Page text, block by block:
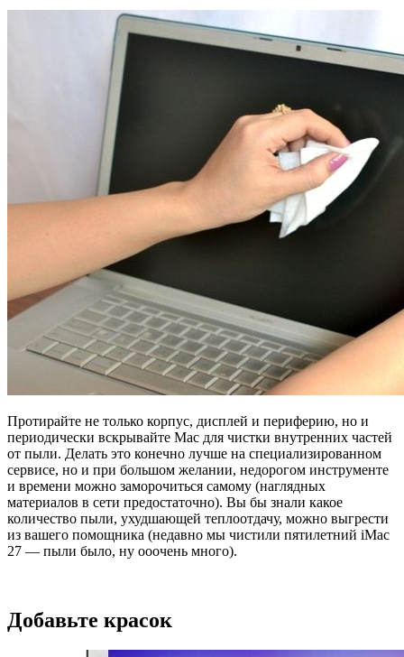
Протирайте не только корпус, дисплей и периферию, но и
периодически вскрывайте Mac для чистки внутренних частей
от пыли. Делать это конечно лучше на специализированном
сервисе, но и при большом желании, недорогом инструменте
и времени можно заморочиться самому (наглядных
материалов в сети предостаточно). Вы бы знали какое
количество пыли, ухудшающей теплоотдачу, можно выгрести
из вашего помощника (недавно мы чистили пятилетний iMac
27 — пыли было, ну ооочень много).
Добавьте красок